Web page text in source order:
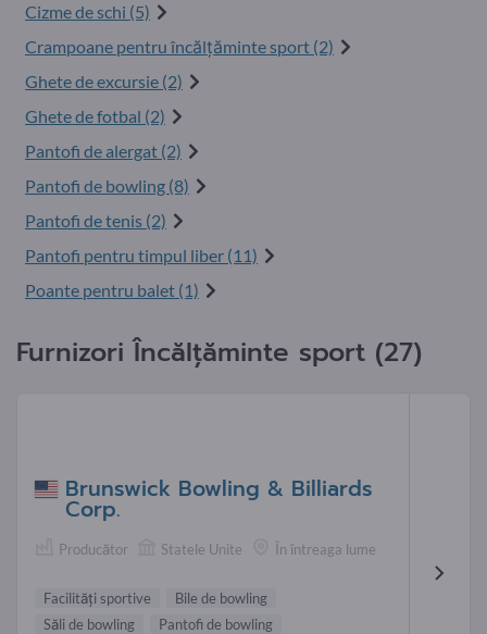
Cizme de schi (5)
Crampoane pentru încălțăminte sport (2)
Ghete de excursie (2)
Ghete de fotbal (2)
Pantofi de alergat (2)
Pantofi de bowling (8)
Pantofi de tenis (2)
Pantofi pentru timpul liber (11)
Poante pentru balet (1)
Furnizori Încălţăminte sport (27)
Brunswick Bowling & Billiards
Corp.
Producător Statele Unite În întreaga lume
Facilităţi sportive
Bile de bowling
Săli de bowling
Pantofi de bowling